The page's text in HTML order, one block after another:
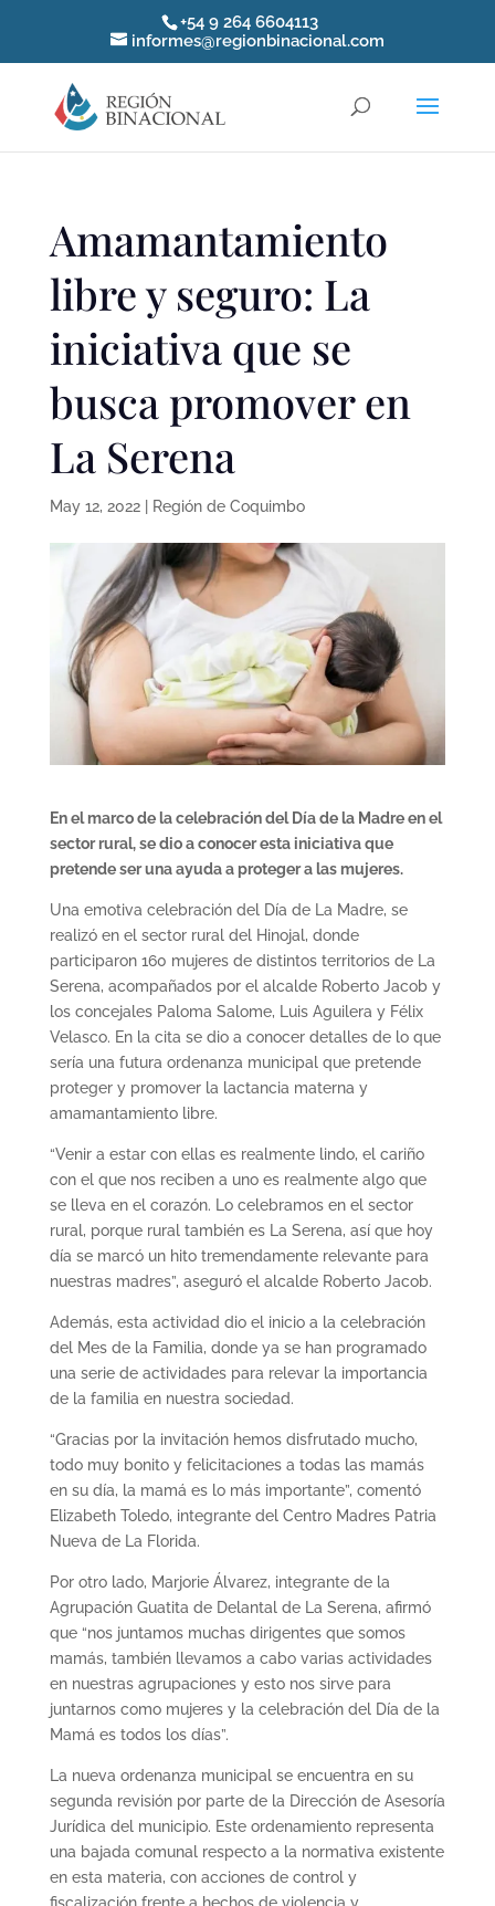
+54 9 264 6604113
informes@regionbinacional.com
Amamantamiento
libre y seguro: La
iniciativa que se
busca promover en
La Serena
May 12, 2022| Región de Coquimbo
En el marco de la celebración del Día de la Madre en el
sector rural, se dio a conocer esta iniciativa que
pretende ser una ayuda a proteger a las mujeres.
Una emotiva celebración del Día de La Madre, se
realizó en el sector rural del Hinojal, donde
participaron 160 mujeres de distintos territorios de La
Serena, acompañados por el alcalde Roberto Jacob y
los concejales Paloma Salome, Luis Aguilera y Félix
Velasco. En la cita se dio a conocer detalles de lo que
sería una futura ordenanza municipal que pretende
proteger y promover la lactancia materna y
amamantamiento libre.
“Venir a estar con ellas es realmente lindo, el cariño
con el que nos reciben a uno es realmente algo que
se lleva en el corazón. Lo celebramos en el sector
rural, porque rural también es La Serena, así que hoy
día se marcó un hito tremendamente relevante para
nuestras madres”, aseguró el alcalde Roberto Jacob.
Además, esta actividad dio el inicio a la celebración
del Mes de la Familia, donde ya se han programado
una serie de actividades para relevar la importancia
de la familia en nuestra sociedad.
“Gracias por la invitación hemos disfrutado mucho,
todo muy bonito y felicitaciones a todas las mamás
en su día, la mamá es lo más importante”, comentó
Elizabeth Toledo, integrante del Centro Madres Patria
Nueva de La Florida.
Por otro lado, Marjorie Álvarez, integrante de la
Agrupación Guatita de Delantal de La Serena, afirmó
que “nos juntamos muchas dirigentes que somos
mamás, también llevamos a cabo varias actividades
en nuestras agrupaciones y esto nos sirve para
juntarnos como mujeres y la celebración del Día de la
Mamá es todos los días”.
La nueva ordenanza municipal se encuentra en su
segunda revisión por parte de la Dirección de Asesoría
Jurídica del municipio. Este ordenamiento representa
una bajada comunal respecto a la normativa existente
en esta materia, con acciones de control y